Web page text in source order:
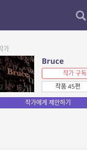
가
Bruce
작가 구독
작품 45편
작가에게 제안하기